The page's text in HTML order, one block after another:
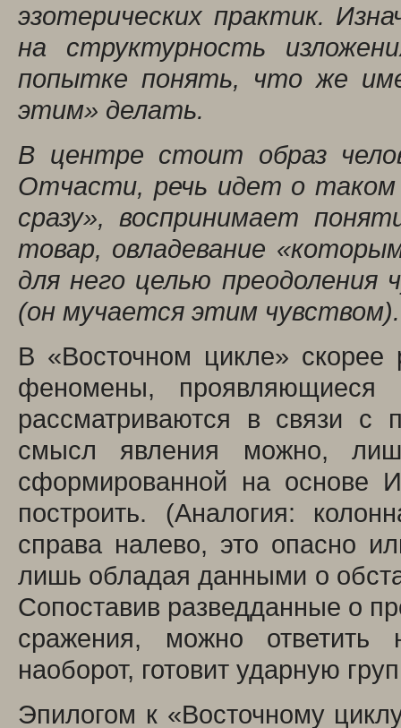
эзотерических практик.
на структурность
попытке понять, что же
этим» делать.
В центре стоит образ
Отчасти, речь идет о таком
сразу», воспринимает
товар, овладевание
для него целью преодоления
(он мучается этим чувством).
В «Восточном цикле» скорее
феномены,
рассматриваются в связи с
смысл явления можно,
сформированной на основе
построить. (Аналогия:
справа налево, это опасно
лишь обладая данными о
Сопоставив разведданные о
сражения, можно ответить
наоборот, готовит ударную
Эпилогом к «Восточному